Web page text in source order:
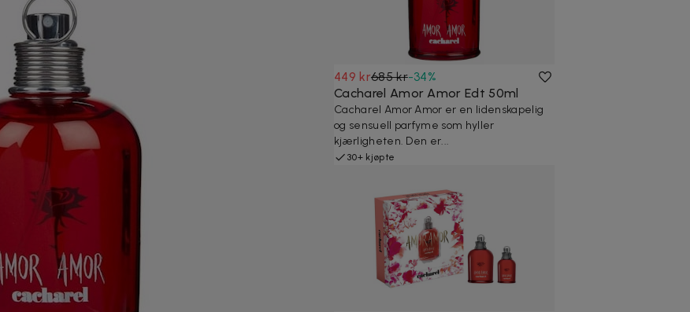
449 kr685 kr-34%
Cacharel Amor Amor Edt 50ml
Cacharel Amor Amor er en lidenskapelig
og sensuell parfyme som hyller
kjærligheten. Den er...
30+ kjøpte